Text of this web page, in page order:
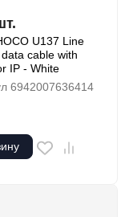
U137 Line
cable with
IP - White
6942007636414